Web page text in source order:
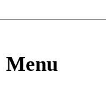
Menu